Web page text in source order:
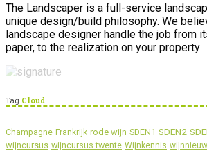
The Landscaper is a full-service
unique design/build philosophy. We
landscape designer handle the job from
paper, to the realization on your property
Tag Cloud
Champagne Frankrijk rode wijn SDEN1 SDEN2
wijncursus wijncursus twente Wijnkennis